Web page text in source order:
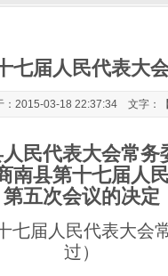
七届人民代表大
2015-03-18 22:37:34 文字：【
民代表大会常务
南县第十七届人
第五次会议的决定
七届人民代表大会
过）